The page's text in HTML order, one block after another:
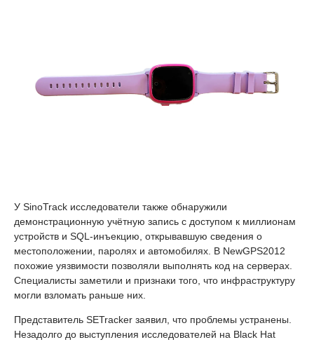
У SinoTrack исследователи также обнаружили
демонстрационную учётную запись с доступом к миллионам
устройств и SQL-инъекцию, открывавшую сведения о
местоположении, паролях и автомобилях. В NewGPS2012
похожие уязвимости позволяли выполнять код на серверах.
Специалисты заметили и признаки того, что инфраструктуру
могли взломать раньше них.
Представитель SETracker заявил, что проблемы устранены.
Незадолго до выступления исследователей на Black Hat